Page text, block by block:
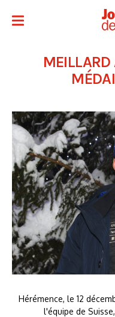
Hérémence, le 12
l'équipe de